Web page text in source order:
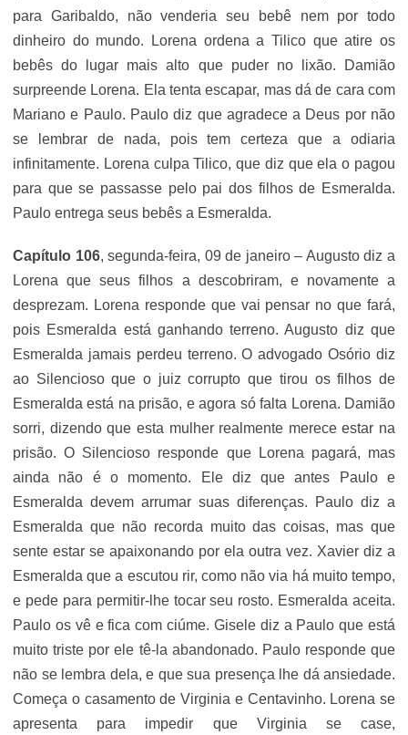
para Garibaldo, não venderia seu bebê nem por todo
dinheiro do mundo. Lorena ordena a Tilico que atire os
bebês do lugar mais alto que puder no lixão. Damião
surpreende Lorena. Ela tenta escapar, mas dá de cara com
Mariano e Paulo. Paulo diz que agradece a Deus por não
se lembrar de nada, pois tem certeza que a odiaria
infinitamente. Lorena culpa Tilico, que diz que ela o pagou
para que se passasse pelo pai dos filhos de Esmeralda.
Paulo entrega seus bebês a Esmeralda.
Capítulo 106, segunda-feira, 09 de janeiro – Augusto diz a
Lorena que seus filhos a descobriram, e novamente a
desprezam. Lorena responde que vai pensar no que fará,
pois Esmeralda está ganhando terreno. Augusto diz que
Esmeralda jamais perdeu terreno. O advogado Osório diz
ao Silencioso que o juiz corrupto que tirou os filhos de
Esmeralda está na prisão, e agora só falta Lorena. Damião
sorri, dizendo que esta mulher realmente merece estar na
prisão. O Silencioso responde que Lorena pagará, mas
ainda não é o momento. Ele diz que antes Paulo e
Esmeralda devem arrumar suas diferenças. Paulo diz a
Esmeralda que não recorda muito das coisas, mas que
sente estar se apaixonando por ela outra vez. Xavier diz a
Esmeralda que a escutou rir, como não via há muito tempo,
e pede para permitir-lhe tocar seu rosto. Esmeralda aceita.
Paulo os vê e fica com ciúme. Gisele diz a Paulo que está
muito triste por ele tê-la abandonado. Paulo responde que
não se lembra dela, e que sua presença lhe dá ansiedade.
Começa o casamento de Virginia e Centavinho. Lorena se
apresenta para impedir que Virginia se case,